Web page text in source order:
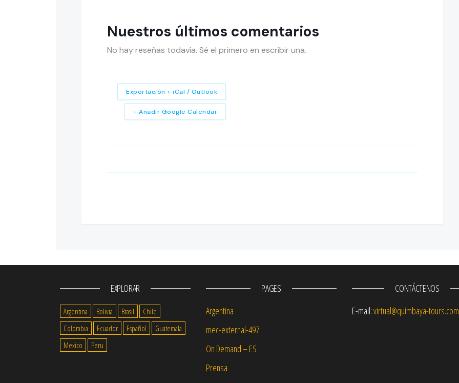
Nuestros últimos comentarios
No hay reseñas todavía. Sé el primero en escribir una.
+ Añadir Google Calendar
Exportación + iCal / Outlook
EXPLORAR
Argentina Bolivia Brasil
Chile
Colombia
Ecuador Español
Guatemala
Mexico
Peru
PAGES
Argentina
mec-external-497
On Demand – ES
Prensa
CONTÁCTENOS
E-mail:virtual@quimbaya-tours.com